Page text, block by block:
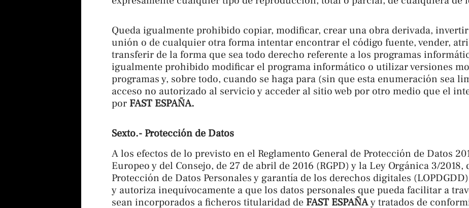
Queda igualmente prohibido copiar, modificar, crear una obra derivada,
unión o de cualquier otra forma intentar encontrar el código fuente, vender,
transferir de la forma que sea todo derecho referente a los programas
igualmente prohibido modificar el programa informático o utilizar versiones
programas y, sobre todo, cuando se haga para (sin que esta enumeración sea
acceso no autorizado al servicio y acceder al sitio web por otro medio que el
por FAST ESPAÑA.
Sexto.- Protección de Datos
A los efectos de lo previsto en el Reglamento General de Protección de Datos
Europeo y del Consejo, de 27 de abril de 2016 (RGPD) y la Ley Orgánica 3/2018,
Protección de Datos Personales y garantía de los derechos digitales
y autoriza inequívocamente a que los datos personales que pueda facilitar a
sean incorporados a ficheros titularidad de FAST ESPAÑAy tratados de